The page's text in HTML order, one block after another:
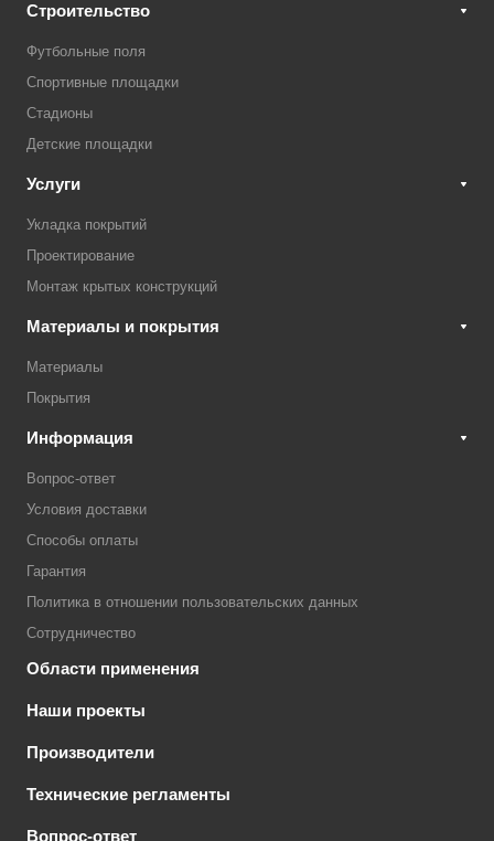
Строительство
Футбольные поля
Спортивные площадки
Стадионы
Детские площадки
Услуги
Укладка покрытий
Проектирование
Монтаж крытых конструкций
Материалы и покрытия
Материалы
Покрытия
Информация
Вопрос-ответ
Условия доставки
Способы оплаты
Гарантия
Политика в отношении пользовательских данных
Сотрудничество
Области применения
Наши проекты
Производители
Технические регламенты
Вопрос-ответ